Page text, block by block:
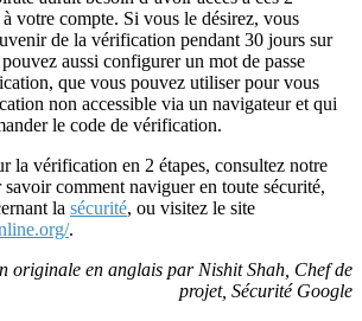
votre compte. Si vous le désirez, vous
de la vérification pendant 30 jours sur
aussi configurer un mot de passe
que vous pouvez utiliser pour vous
non accessible via un navigateur et qui
le code de vérification.
la vérification en 2 étapes, consultez notre
savoir comment naviguer en toute sécurité,
la sécurité, ou visitez le site
.
originale en anglais par Nishit Shah, Chef de
projet, Sécurité Google